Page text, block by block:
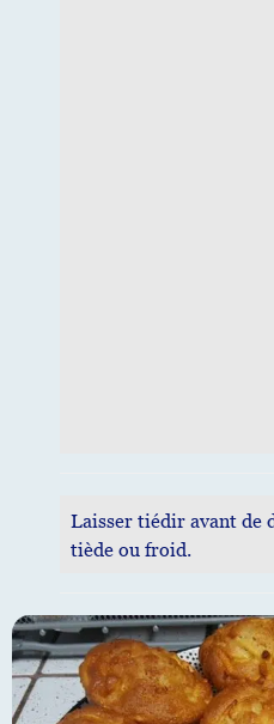
Laisser tiédir avant de
tiède ou froid.